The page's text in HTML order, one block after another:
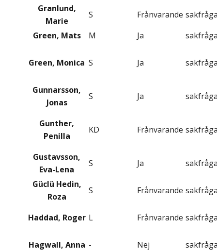
Granlund,
Marie
S Frånvarande
Green, Mats
M Ja
Green, Monica S Ja
Gunnarsson,
Jonas
S Ja
Gunther,
Penilla
KD Frånvarande
Gustavsson,
Eva-Lena
S Ja
Güclü Hedin,
Roza
S Frånvarande
Haddad, Roger L Frånvarande
Hagwall, Anna - Nej